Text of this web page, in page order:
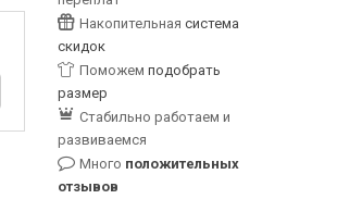
Накопительная система
скидок
Поможем подобрать
размер
Стабильно работаем и
развиваемся
Много положительных
отзывов